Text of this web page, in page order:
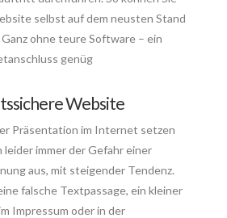
selbst auf dem neusten Stand
ohne teure Software – ein
genüg
Website
Präsentation im Internet setzen
leider immer der Gefahr einer
aus, mit steigender Tendenz.
falsche Textpassage, ein kleiner
Impressum oder in der